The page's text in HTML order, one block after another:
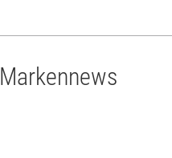
Markennews